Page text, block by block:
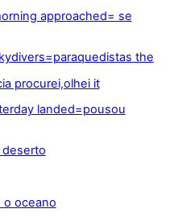
approached= se
the
procurei,olhei it
landed=pousou
o oceano